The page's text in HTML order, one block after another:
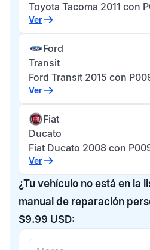
Toyota Tacoma 2011 con
Ver
Ford
Transit
Ford Transit 2015 con
Ver
Fiat
Ducato
Fiat Ducato 2008 con
Ver
¿Tu vehículo no está en la
manual de reparación
$9.99 USD: